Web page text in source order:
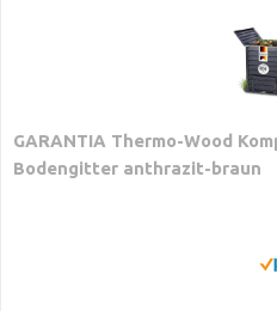
GARANTIA Thermo-Wood
Bodengitter anthrazit-braun